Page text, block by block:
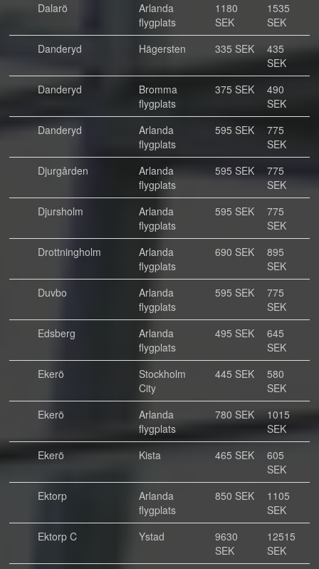
Dalarö
Arlanda
flygplats
1180
SEK
1535
SEK
Danderyd
Hägersten 335 SEK
435
SEK
Danderyd
Bromma
flygplats
375 SEK
490
SEK
Danderyd
Arlanda
flygplats
595 SEK
775
SEK
Djurgården
Arlanda
flygplats
595 SEK
775
SEK
Djursholm
Arlanda
flygplats
595 SEK
775
SEK
Drottningholm
Arlanda
flygplats
690 SEK
895
SEK
Duvbo
Arlanda
flygplats
595 SEK
775
SEK
Edsberg
Arlanda
flygplats
495 SEK
645
SEK
Ekerö
Stockholm
City
445 SEK
580
SEK
Ekerö
Arlanda
flygplats
780 SEK
1015
SEK
Ekerö
Kista 465 SEK
605
SEK
Ektorp
Arlanda
flygplats
850 SEK
1105
SEK
Ektorp C
Ystad
9630
SEK
12515
SEK